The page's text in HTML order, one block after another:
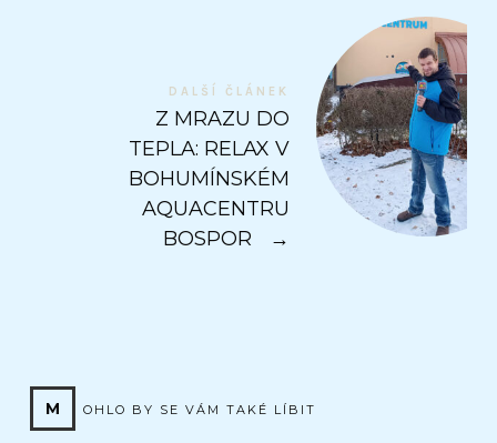
DALŠÍ ČLÁNEK
Z MRAZU DO
TEPLA: RELAX V
BOHUMÍNSKÉM
AQUACENTRU
BOSPOR
→
M OHLO BY SE VÁM TAKÉ LÍBIT